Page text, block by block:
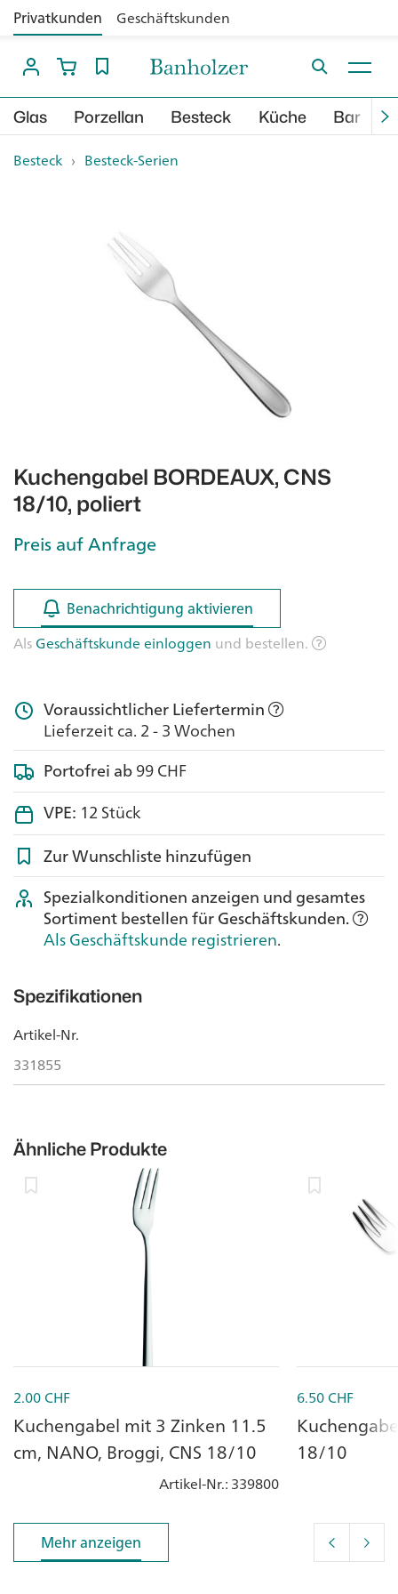
Privatkunden Geschäftskunden
Glas Porzellan Besteck Küche Bar
Besteck › Besteck-Serien
Kuchengabel BORDEAUX, CNS
18/10, poliert
Preis auf Anfrage
Benachrichtigung aktivieren
Benachrichtigung aktivieren
AlsGeschäftskunde einloggen und bestellen.
Voraussichtlicher Liefertermin
Lieferzeit ca. 2 - 3 Wochen
Portofrei ab99 CHF
VPE: 12 Stück
Zur Wunschliste hinzufügen
Spezialkonditionen anzeigen und gesamtes
Sortiment bestellen für Geschäftskunden.
Als Geschäftskunde registrieren.
Spezifikationen
Artikel-Nr.
331855
Ähnliche Produkte
2.00CHF
Kuchengabel mit 3 Zinken 11.5
cm, NANO, Broggi, CNS 18/10
Artikel-Nr.: 339800
6.50CHF
18/10
Mehr anzeigen
Mehr anzeigen